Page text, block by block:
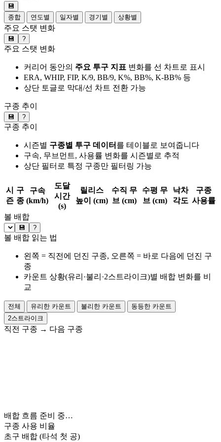
💾
종합
연도별 일자별 경기별 상황별
주요 스탯 변화
💾 ?
주요 스탯 변화
커리어 동안의 주요 투구 지표 변화를 선 차트로 표시
ERA, WHIP, FIP, K/9, BB/9, K%, BB%, K-BB% 등
상단 토글로 막대/선 차트 전환 가능
구종 추이
💾 ?
구종 추이
시즌별 구종별 투구 데이터 를 테이블로 보여줍니다
구속, 무브먼트, 사용률 변화를 시즌별로 추적
상단 필터로 특정 구종만 필터링 가능
시
즌
구
종
구속
(km/h)
도달
시간
(s)
릴리스
높이 (cm)
수직 무
브 (cm)
수평 무
브 (cm)
낙차
각도
구종
사용률
볼 배합
💾 ?
볼 배합 읽는 법
왼쪽 = 직전에 던진 구종, 오른쪽 = 바로 다음에 던진 구
종
카운트 상황(유리·불리·2스트라이크)별 배합 변화를 비
교
전체 유리한 카운트 불리한 카운트
동등한 카운트
2스트라이크
직전 구종 → 다음 구종
배합 흐름 준비 중…
구종 사용 비율
초구 배합 (타석 첫 공)